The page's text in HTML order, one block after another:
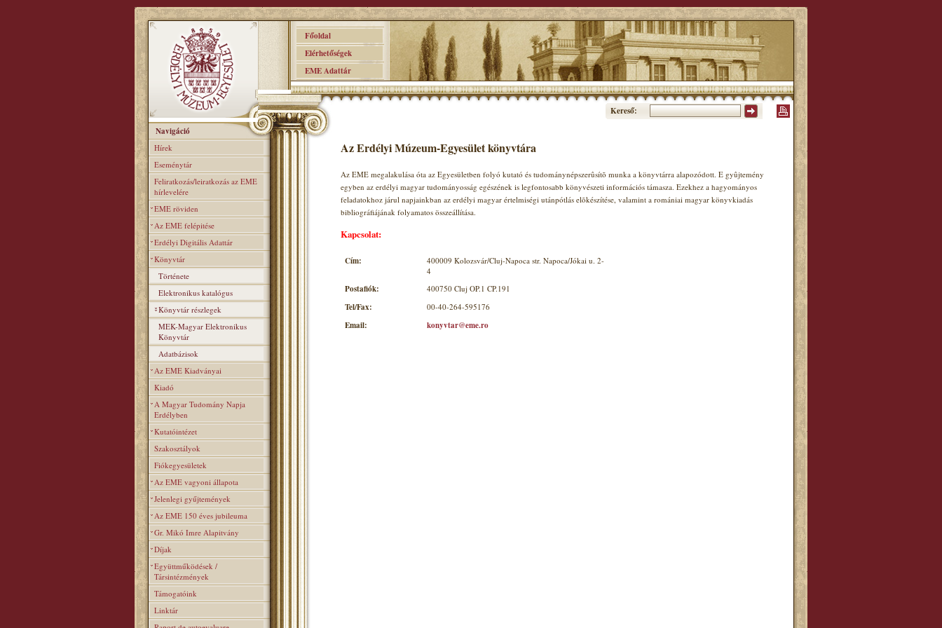
Főoldal
Elérhetőségek
EME Adattár
Kereső:
Navigáció
Hírek
Eseménytár
Feliratkozás/leiratkozás az EME
hírlevelére
EME röviden
Az EME felépitése
Erdélyi Digitális Adattár
Könyvtár
Története
Elektronikus katalógus
Könyvtár részlegek
MEK-Magyar Elektronikus
Könyvtár
Adatbázisok
Az EME Kiadványai
Kiadó
A Magyar Tudomány Napja
Erdélyben
Kutatóintézet
Szakosztályok
Fiókegyesületek
Az EME vagyoni állapota
Jelenlegi gyűjtemények
Az EME 150 éves jubileuma
Gr. Mikó Imre Alapitvány
Díjak
Együttműködések /
Társintézmények
Támogatóink
Linktár
Az Erdélyi Múzeum-Egyesület könyvtára
Az EME megalakulása óta az Egyesületben folyó kutató és tudománynépszerûsítõ munka a könyvtárra alapozódott. E gyûjtemény
egyben az erdélyi magyar tudományosság egészének is legfontosabb könyvészeti információs támasza. Ezekhez a hagyományos
feladatokhoz járul napjainkban az erdélyi magyar értelmiségi utánpótlás elõkészítése, valamint a romániai magyar könyvkiadás
bibliográfiájának folyamatos összeállítása.
Kapcsolat:
Cím:
400009 Kolozsvár/Cluj-Napoca str. Napoca/Jókai u. 2-
4
Postafiók: 400750 Cluj OP.1 CP.191
Tel/Fax: 00-40-264-595176
Email: konyvtar@eme.ro